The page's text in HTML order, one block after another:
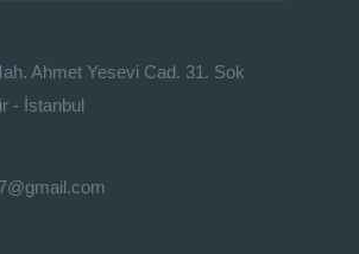
Ahmet Yesevi Cad. 31. Sok
- İstanbul